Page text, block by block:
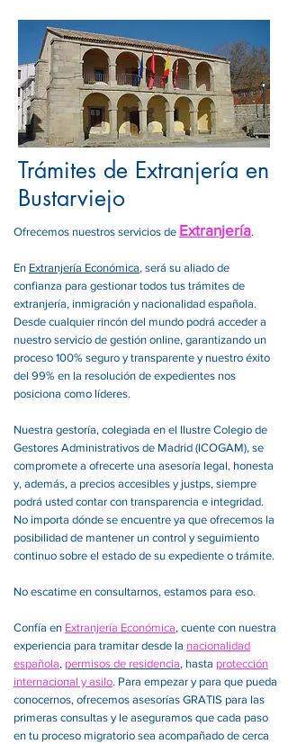
Trámites de Extranjería en
Bustarviejo
Ofrecemos nuestros servicios de Extranjería.
En Extranjería Económica, será su aliado de
confianza para gestionar todos tus trámites de
extranjería, inmigración y nacionalidad española.
Desde cualquier rincón del mundo podrá acceder a
nuestro servicio de gestión online, garantizando un
proceso 100% seguro y transparente y nuestro éxito
del 99% en la resolución de expedientes nos
posiciona como líderes.
Nuestra gestoría, colegiada en el Ilustre Colegio de
Gestores Administrativos de Madrid (ICOGAM), se
compromete a ofrecerte una asesoría legal, honesta
y, además, a precios accesibles y justps, siempre
podrá usted contar con transparencia e integridad.
No importa dónde se encuentre ya que ofrecemos la
posibilidad de mantener un control y seguimiento
continuo sobre el estado de su expediente o trámite.
No escatime en consultarnos, estamos para eso.
Confía en Extranjería Económica, cuente con nuestra
experiencia para tramitar desde la nacionalidad
española, permisos de residencia, hasta protección
internacional y asilo. Para empezar y para que pueda
conocernos, ofrecemos asesorías GRATIS para las
primeras consultas y le aseguramos que cada paso
en tu proceso migratorio sea acompañado de cerca